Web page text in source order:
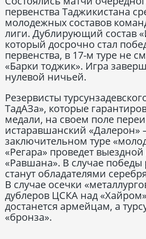
первенства Таджикистана
молодежных составов
лиги. Дублирующий состав
который досрочно стал
первенства, в 17-м туре не
«Барки тоджик». Игра
нулевой ничьей.
Резервисты
ТадАЗа», которые
медали, на своем поле
истаравшанский «Далерон»
заключительном туре
«Регара» проведет
«Равшана». В случае победы
станут обладателями
В случае осечки
дублеров ЦСКА над
достанется армейцам, а
«бронза».